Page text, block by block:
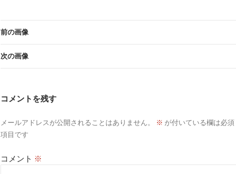
前の画像
次の画像
コメントを残す
メールアドレスが公開されることはありません。 ※ が付いている欄は必須
項目です
コメント ※